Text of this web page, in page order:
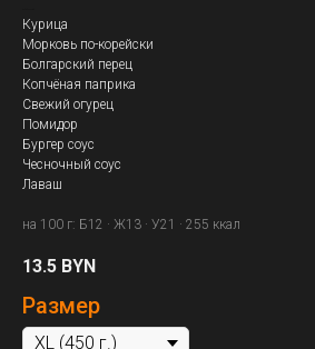
Курица
Морковь по-корейски
Болгарский перец
Копчёная паприка
Свежий огурец
Помидор
Бургер соус
Чесночный соус
Лаваш
на 100 г: Б12 · Ж13 · У21 · 255 ккал
13.5 BYN
Размер